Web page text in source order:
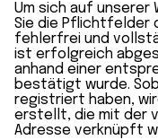
Um sich auf unserer
Sie die Pflichtfelder
fehlerfrei und
ist erfolgreich
anhand einer
bestätigt wurde.
registriert haben,
erstellt, die mit der
Adresse verknüpft